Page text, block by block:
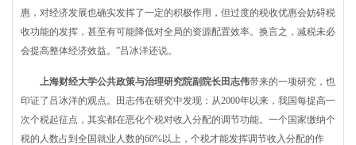
惠，对经济发展也确实发挥了一定的积极作用，但过度的税收优惠会妨碍税
收功能的发挥，甚至有可能降低对全局的资源配置效率。换言之，减税未必
会提高整体经济效益。”吕冰洋还说。
上海财经大学公共政策与治理研究院副院长田志伟带来的一项研究，也
印证了吕冰洋的观点。田志伟在研究中发现：从2000年以来，我国每提高一
次个税起征点，其实都在恶化个税对收入分配的调节功能。一个国家缴纳个
税的人数占到全国就业人数的60%以上，个税才能发挥调节收入分配的作